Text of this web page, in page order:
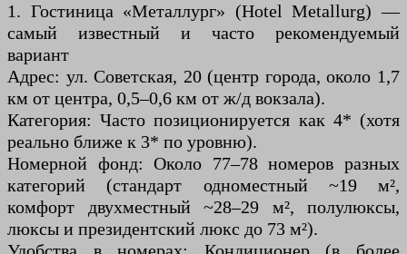
1. Гостиница «Металлург» (Hotel Metallurg) —
самый известный и часто рекомендуемый
вариант
Адрес: ул. Советская, 20 (центр города, около 1,7
км от центра, 0,5–0,6 км от ж/д вокзала).
Категория: Часто позиционируется как 4* (хотя
реально ближе к 3* по уровню).
Номерной фонд: Около 77–78 номеров разных
категорий (стандарт одноместный ~19 м²,
комфорт двухместный ~28–29 м², полулюксы,
люксы и президентский люкс до 73 м²).